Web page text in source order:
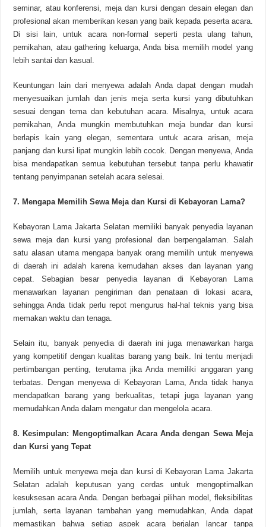
seminar, atau konferensi, meja dan kursi dengan desain elegan dan
profesional akan memberikan kesan yang baik kepada peserta acara.
Di sisi lain, untuk acara non-formal seperti pesta ulang tahun,
pernikahan, atau gathering keluarga, Anda bisa memilih model yang
lebih santai dan kasual.
Keuntungan lain dari menyewa adalah Anda dapat dengan mudah
menyesuaikan jumlah dan jenis meja serta kursi yang dibutuhkan
sesuai dengan tema dan kebutuhan acara. Misalnya, untuk acara
pernikahan, Anda mungkin membutuhkan meja bundar dan kursi
berlapis kain yang elegan, sementara untuk acara arisan, meja
panjang dan kursi lipat mungkin lebih cocok. Dengan menyewa, Anda
bisa mendapatkan semua kebutuhan tersebut tanpa perlu khawatir
tentang penyimpanan setelah acara selesai.
7. Mengapa Memilih Sewa Meja dan Kursi di Kebayoran Lama?
Kebayoran Lama Jakarta Selatan memiliki banyak penyedia layanan
sewa meja dan kursi yang profesional dan berpengalaman. Salah
satu alasan utama mengapa banyak orang memilih untuk menyewa
di daerah ini adalah karena kemudahan akses dan layanan yang
cepat. Sebagian besar penyedia layanan di Kebayoran Lama
menawarkan layanan pengiriman dan penataan di lokasi acara,
sehingga Anda tidak perlu repot mengurus hal-hal teknis yang bisa
memakan waktu dan tenaga.
Selain itu, banyak penyedia di daerah ini juga menawarkan harga
yang kompetitif dengan kualitas barang yang baik. Ini tentu menjadi
pertimbangan penting, terutama jika Anda memiliki anggaran yang
terbatas. Dengan menyewa di Kebayoran Lama, Anda tidak hanya
mendapatkan barang yang berkualitas, tetapi juga layanan yang
memudahkan Anda dalam mengatur dan mengelola acara.
8. Kesimpulan: Mengoptimalkan Acara Anda dengan Sewa Meja
dan Kursi yang Tepat
Memilih untuk menyewa meja dan kursi di Kebayoran Lama Jakarta
Selatan adalah keputusan yang cerdas untuk mengoptimalkan
kesuksesan acara Anda. Dengan berbagai pilihan model, fleksibilitas
jumlah, serta layanan tambahan yang memudahkan, Anda dapat
memastikan bahwa setiap aspek acara berjalan lancar tanpa